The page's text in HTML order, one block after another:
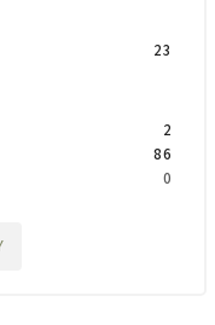
2
23
2
86
0